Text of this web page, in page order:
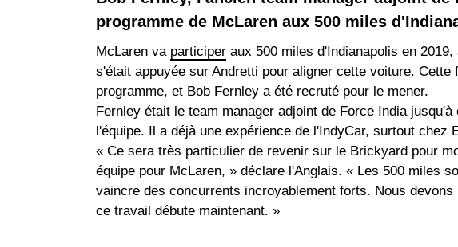
programme de McLaren aux 500 miles
McLaren va participeraux 500 miles d'Indianapolis en 2019,
s'était appuyée sur Andretti pour aligner cette voiture. Cette
programme, et Bob Fernley a été recruté pour le mener.
Fernley était le team manager adjoint de Force India
l'équipe. Il a déjà une expérience de l'IndyCar, surtout chez
« Ce sera très particulier de revenir sur le Brickyard pour
équipe pour McLaren, » déclare l'Anglais. « Les 500 miles
vaincre des concurrents incroyablement forts. Nous
ce travail débute maintenant. »